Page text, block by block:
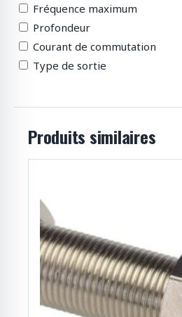
Fréquence maximum
Profondeur
Courant de commutation
Type de sortie
Produits similaires